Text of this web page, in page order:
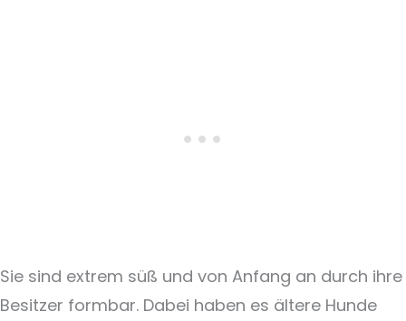
Sie sind extrem süß und von Anfang an durch ihre
Besitzer formbar. Dabei haben es ältere Hunde